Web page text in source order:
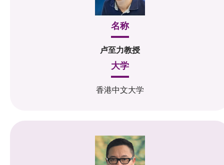
名称
卢至力教授
大学
香港中文大学